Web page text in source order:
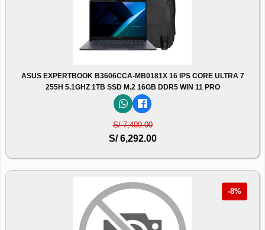
ASUS EXPERTBOOK B3606CCA-MB0181X 16 IPS CORE ULTRA 7
255H 5.1GHZ 1TB SSD M.2 16GB DDR5 WIN 11 PRO
S/ 7,409.00
S/ 6,292.00
-8%